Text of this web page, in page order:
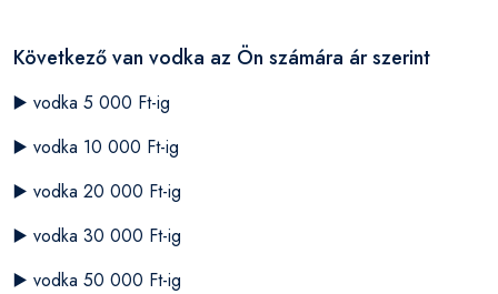
Következő van vodka az Ön számára ár szerint
▶️ vodka 5 000 Ft-ig
▶️ vodka 10 000 Ft-ig
▶️ vodka 20 000 Ft-ig
▶️ vodka 30 000 Ft-ig
▶️ vodka 50 000 Ft-ig